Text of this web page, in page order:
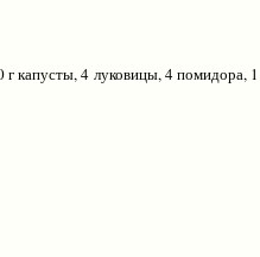
капусты, 4 луковицы, 4 помидора, 1